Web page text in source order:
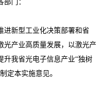
门：
新型工业化决策部署和省
光产业高质量发展，以激光产
升我省光电子信息产业“独树
定本实施意见。